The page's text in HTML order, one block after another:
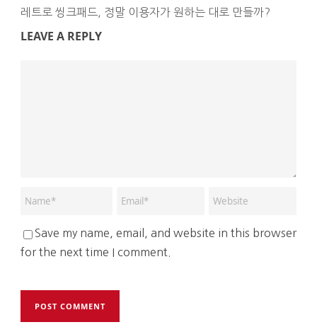
레트로 씽크패드, 정말 이용자가 원하는 대로 만들까?
LEAVE A REPLY
Save my name, email, and website in this browser
for the next time I comment.